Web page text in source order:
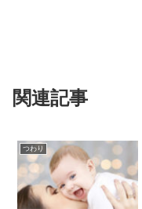
関連記事
つわり